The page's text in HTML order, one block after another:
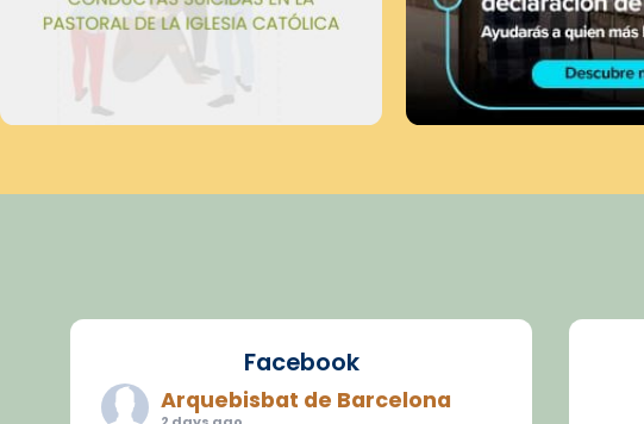
Facebook
Arquebisbat de Barcelona